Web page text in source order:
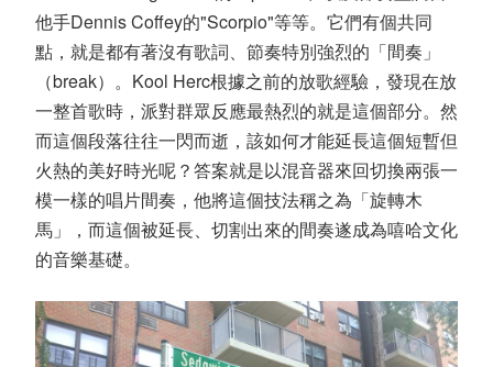
他手Dennis Coffey的"Scorpio"等等。它們有個共同
點，就是都有著沒有歌詞、節奏特別強烈的「間奏」
（break）。Kool Herc根據之前的放歌經驗，發現在放
一整首歌時，派對群眾反應最熱烈的就是這個部分。然
而這個段落往往一閃而逝，該如何才能延長這個短暫但
火熱的美好時光呢？答案就是以混音器來回切換兩張一
模一樣的唱片間奏，他將這個技法稱之為「旋轉木
馬」，而這個被延長、切割出來的間奏遂成為嘻哈文化
的音樂基礎。